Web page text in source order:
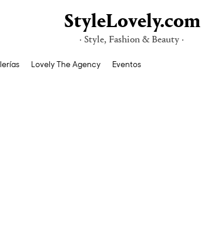
StyleLovely.com
· Style, Fashion & Beauty ·
Lovely The Agency Eventos